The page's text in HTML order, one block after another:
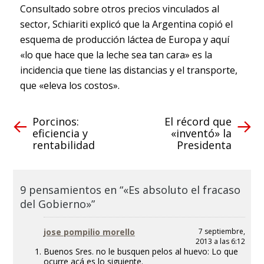
Consultado sobre otros precios vinculados al
sector, Schiariti explicó que la Argentina copió el
esquema de producción láctea de Europa y aquí
«lo que hace que la leche sea tan cara» es la
incidencia que tiene las distancias y el transporte,
que «eleva los costos».
Porcinos:
eficiencia y
rentabilidad
El récord que
«inventó» la
Presidenta
9 pensamientos en “«Es absoluto el fracaso
del Gobierno»”
jose pompilio morello
7 septiembre,
2013 a las 6:12
Buenos Sres. no le busquen pelos al huevo: Lo que
ocurre acá es lo siguiente.